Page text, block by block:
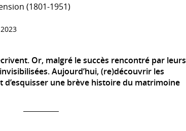
(1801-1951)
Or, malgré le succès rencontré par leurs
Aujourd’hui, (re)découvrir les
une brève histoire du matrimoine